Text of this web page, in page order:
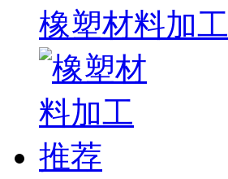
橡塑材料加工